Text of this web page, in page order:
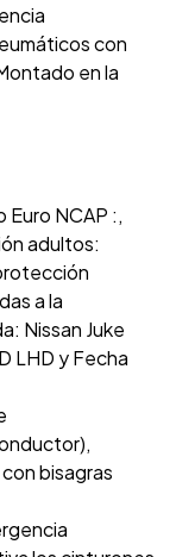
con
en la
NCAP :,
adultos:
a la
Nissan Juke
LHD y Fecha
bisagras